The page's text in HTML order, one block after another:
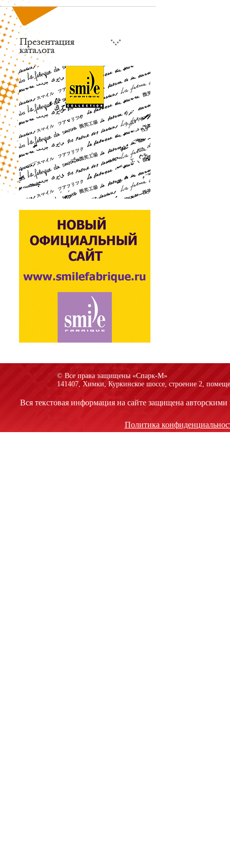
© Все права защищены «Спарк-M»
141407, Химки, Куркинское шоссе, строение 2,
Вся текстовая информация на сайте защищена
Политика